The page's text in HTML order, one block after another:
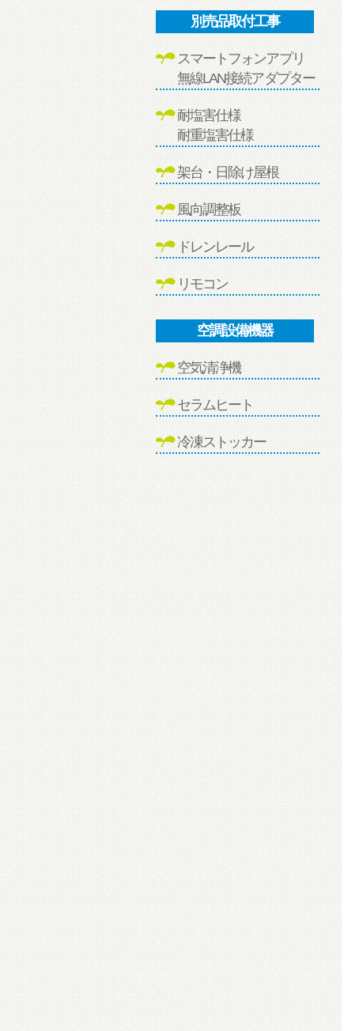
別売品取付工事
スマートフォンアプリ
無線LAN接続アダプター
耐塩害仕様
耐重塩害仕様
架台・日除け屋根
風向調整板
ドレンレール
リモコン
空調設備機器
空気清浄機
セラムヒート
冷凍ストッカー